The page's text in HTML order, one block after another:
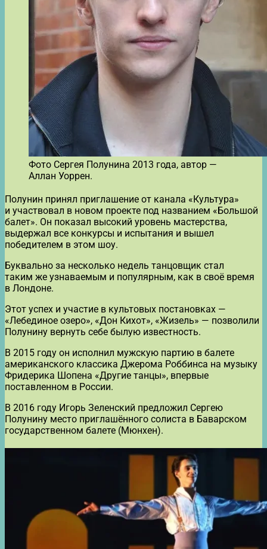
Фото Сергея Полунина 2013 года, автор —
Аллан Уоррен.
Полунин принял приглашение от канала «Культура»
и участвовал в новом проекте под названием «Большой
балет». Он показал высокий уровень мастерства,
выдержал все конкурсы и испытания и вышел
победителем в этом шоу.
Буквально за несколько недель танцовщик стал
таким же узнаваемым и популярным, как в своё время
в Лондоне.
Этот успех и участие в культовых постановках —
«Лебединое озеро», «Дон Кихот», «Жизель» — позволили
Полунину вернуть себе былую известность.
В 2015 году он исполнил мужскую партию в балете
американского классика Джерома Роббинса на музыку
Фридерика Шопена «Другие танцы», впервые
поставленном в России.
В 2016 году Игорь Зеленский предложил Сергею
Полунину место приглашённого солиста в Баварском
государственном балете (Мюнхен).